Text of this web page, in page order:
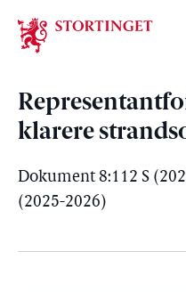
Stortinget.no
klarere
Dokument 8:112 S
(2025-2026)